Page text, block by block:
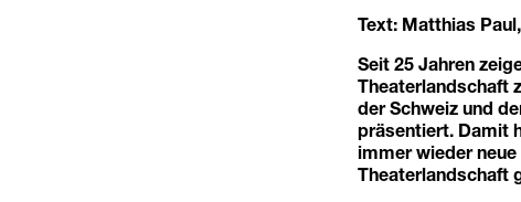
Text: Matthias
Seit 25 Jahren
Theaterlandschaft
der Schweiz und
präsentiert. Damit
immer wieder
Theaterlandschaft